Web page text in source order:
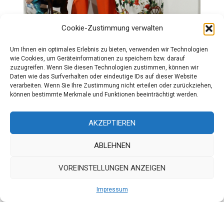
Cookie-Zustimmung verwalten
Um Ihnen ein optimales Erlebnis zu bieten, verwenden wir Technologien
wie Cookies, um Geräteinformationen zu speichern bzw. darauf
zuzugreifen. Wenn Sie diesen Technologien zustimmen, können wir
Daten wie das Surfverhalten oder eindeutige IDs auf dieser Website
verarbeiten. Wenn Sie Ihre Zustimmung nicht erteilen oder zurückziehen,
können bestimmte Merkmale und Funktionen beeinträchtigt werden.
AKZEPTIEREN
ABLEHNEN
VOREINSTELLUNGEN ANZEIGEN
Impressum
Im vergleichbaren Sinne gestaltet auch
Teile daraus), gerade was zum Beispiel die gelockerten
Odzieżowe Poleist eine polnische Modemarke, die sich
auf elegante und umweltfreundliche Kleidung